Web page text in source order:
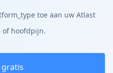
toe aan uw Atlast
of hoofdpijn.
gratis